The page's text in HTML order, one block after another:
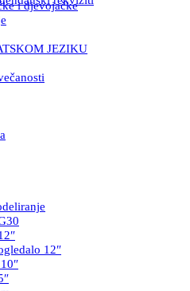
i djevojačke
JEZIKU
12″